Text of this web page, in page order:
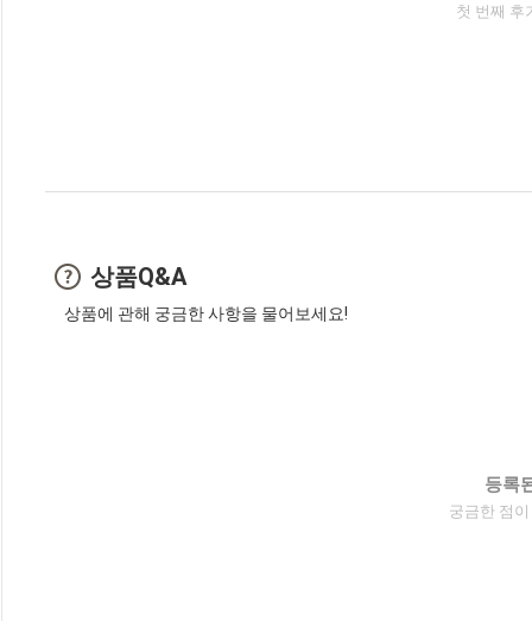
첫 번째 후
상품Q&A
상품에 관해 궁금한 사항을 물어보세요!
등록
궁금한 점